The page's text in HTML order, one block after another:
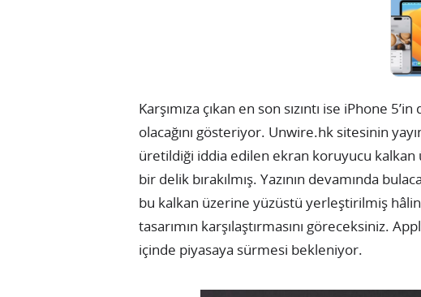
Karşımıza çıkan en son sızıntı ise iPhone
olacağını gösteriyor. Unwire.hk sitesinin
üretildiği iddia edilen ekran koruyucu
bir delik bırakılmış. Yazının devamında
bu kalkan üzerine yüzüstü yerleştirilmiş
tasarımın karşılaştırmasını göreceksiniz.
içinde piyasaya sürmesi bekleniyor.